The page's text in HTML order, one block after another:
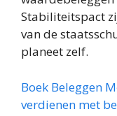
Stabiliteitspact
van de
planeet zelf.
Boek Beleggen
verdienen met